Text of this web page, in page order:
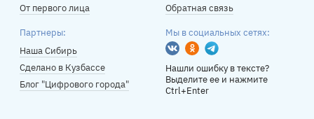
От первого лица
Обратная связь
Партнеры:
Наша Сибирь
Сделано в Кузбассе
Блог "Цифрового города"
Мы в социальных сетях:
Вконтакте
Одноклассники
Telegram
Нашли ошибку в тексте?
Выделите ее и нажмите
Ctrl+Enter